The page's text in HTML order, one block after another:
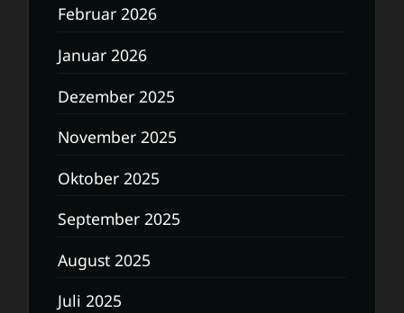
Februar 2026
Januar 2026
Dezember 2025
November 2025
Oktober 2025
September 2025
August 2025
Juli 2025